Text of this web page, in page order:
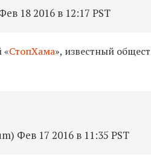
18 2016 в 12:17 PST
«СтопХама», известный
Фев 17 2016 в 11:35 PST